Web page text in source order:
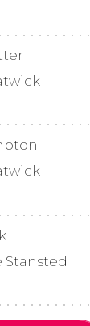
Stansted